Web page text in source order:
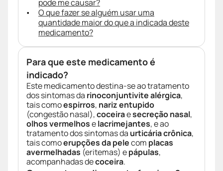
pode me causar?
O que fazer se alguém usar uma
quantidade maior do que a indicada deste
medicamento?
Para que este medicamento é
indicado?
Este medicamento destina-se ao tratamento
dos sintomas da rinoconjuntivite alérgica,
tais comoespirros, nariz entupido
(congestão nasal),coceiraesecreção nasal,
olhos vermelhoselacrimejantes, e ao
tratamento dos sintomas da urticária crônica,
tais comoerupções da pelecom placas
avermelhadas (eritemas) epápulas,
acompanhadas decoceira.